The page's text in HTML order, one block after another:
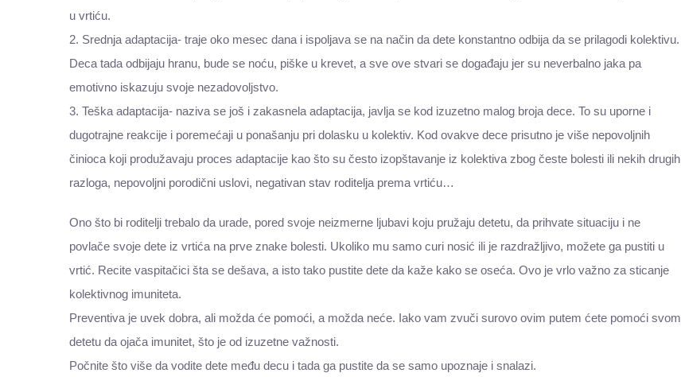
u vrtiću.
2. Srednja adaptacija- traje oko mesec dana i ispoljava se na način da dete konstantno odbija da se prilagodi kolektivu.
Deca tada odbijaju hranu, bude se noću, piške u krevet, a sve ove stvari se događaju jer su neverbalno jaka pa
emotivno iskazuju svoje nezadovoljstvo.
3. Teška adaptacija- naziva se još i zakasnela adaptacija, javlja se kod izuzetno malog broja dece. To su uporne i
dugotrajne reakcije i poremećaji u ponašanju pri dolasku u kolektiv. Kod ovakve dece prisutno je više nepovoljnih
činioca koji produžavaju proces adaptacije kao što su često izopštavanje iz kolektiva zbog česte bolesti ili nekih drugih
razloga, nepovoljni porodični uslovi, negativan stav roditelja prema vrtiću…
Ono što bi roditelji trebalo da urade, pored svoje neizmerne ljubavi koju pružaju detetu, da prihvate situaciju i ne
povlače svoje dete iz vrtića na prve znake bolesti. Ukoliko mu samo curi nosić ili je razdražljivo, možete ga pustiti u
vrtić. Recite vaspitačici šta se dešava, a isto tako pustite dete da kaže kako se oseća. Ovo je vrlo važno za sticanje
kolektivnog imuniteta.
Preventiva je uvek dobra, ali možda će pomoći, a možda neće. Iako vam zvuči surovo ovim putem ćete pomoći svom
detetu da ojača imunitet, što je od izuzetne važnosti.
Počnite što više da vodite dete među decu i tada ga pustite da se samo upoznaje i snalazi.